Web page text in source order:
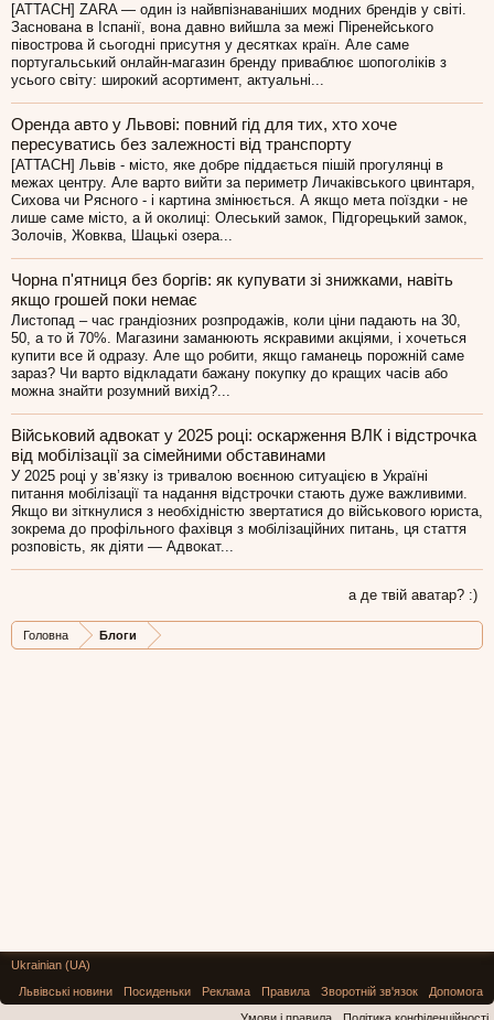
[ATTACH] ZARA — один із найвпізнаваніших модних брендів у світі.
Заснована в Іспанії, вона давно вийшла за межі Піренейського
півострова й сьогодні присутня у десятках країн. Але саме
португальський онлайн-магазин бренду приваблює шопоголіків з
усього світу: широкий асортимент, актуальні...
Оренда авто у Львові: повний гід для тих, хто хоче
пересуватись без залежності від транспорту
[ATTACH] Львів - місто, яке добре піддається пішій прогулянці в
межах центру. Але варто вийти за периметр Личаківського цвинтаря,
Сихова чи Рясного - і картина змінюється. А якщо мета поїздки - не
лише саме місто, а й околиці: Олеський замок, Підгорецький замок,
Золочів, Жовква, Шацькі озера...
Чорна п'ятниця без боргів: як купувати зі знижками, навіть
якщо грошей поки немає
Листопад – час грандіозних розпродажів, коли ціни падають на 30,
50, а то й 70%. Магазини заманюють яскравими акціями, і хочеться
купити все й одразу. Але що робити, якщо гаманець порожній саме
зараз? Чи варто відкладати бажану покупку до кращих часів або
можна знайти розумний вихід?...
Військовий адвокат у 2025 році: оскарження ВЛК і відстрочка
від мобілізації за сімейними обставинами
У 2025 році у зв’язку із тривалою воєнною ситуацією в Україні
питання мобілізації та надання відстрочки стають дуже важливими.
Якщо ви зіткнулися з необхідністю звертатися до військового юриста,
зокрема до профільного фахівця з мобілізаційних питань, ця стаття
розповість, як діяти — Адвокат...
а де твій аватар? :)
Головна Блоги
Ukrainian (UA)
Львівські новини
Посиденьки Реклама Правила Зворотній зв'язок
Допомога